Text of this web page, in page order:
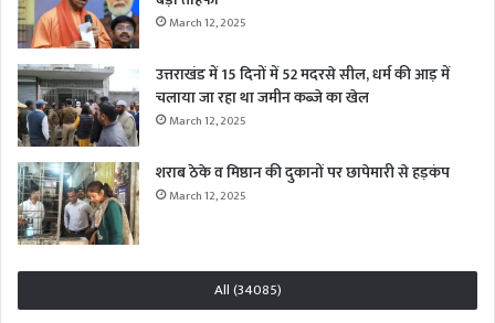
March 12, 2025
उत्तराखंड में 15 दिनों में 52 मदरसे सील, धर्म की आड़ में
चलाया जा रहा था जमीन कब्जे का खेल
March 12, 2025
शराब ठेके व मिष्ठान की दुकानों पर छापेमारी से हड़कंप
March 12, 2025
All (34085)